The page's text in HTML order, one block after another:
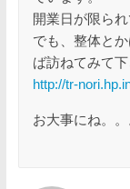
開業日が限ら
でも、整体と
ば訪ねてみて下
http://tr-
お大事にね。。